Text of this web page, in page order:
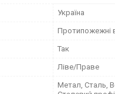
Україна
Протипожежні
Так
Ліве/Праве
Метал, Сталь,